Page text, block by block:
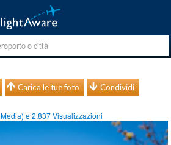
Carica le tue foto Condividi
Media) e2.837Visualizzazioni